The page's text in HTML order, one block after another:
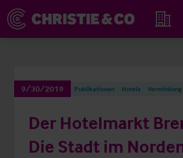
9/30/2019 Publikationen Hotels Vermittlung
Der Hotelmarkt
Die Stadt im